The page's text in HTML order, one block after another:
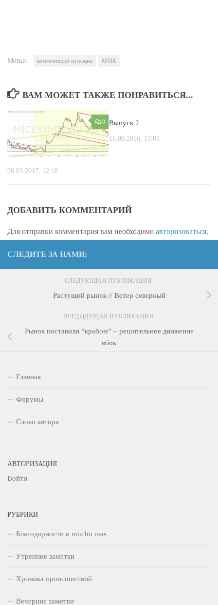
Метки: комментарий ситуации ММК
ВАМ МОЖЕТ ТАКЖЕ ПОНРАВИТЬСЯ...
0
06.03.2017, 12:18
Выпуск 2
16.09.2016, 15:03
ДОБАВИТЬ КОММЕНТАРИЙ
Для отправки комментария вам необходимо авторизоваться.
СЛЕДИТЕ ЗА НАМИ:
СЛЕДУЮЩАЯ ПУБЛИКАЦИЯ
Растущий рынок // Ветер северный
ПРЕДЫДУЩАЯ ПУБЛИКАЦИЯ
Рынок поставили “крабом” – решительное движение
вбок
Главная
Форумы
Слово автора
АВТОРИЗАЦИЯ
Войти
РУБРИКИ
Благодарности и mucho mas
Утренние заметки
Хроника происшествий
Вечерние заметки